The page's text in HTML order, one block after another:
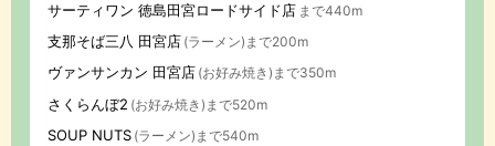
サーティワン 徳島田宮ロードサイド店 まで440m
支那そば三八 田宮店 (ラーメン)まで200m
ヴァンサンカン 田宮店 (お好み焼き)まで350m
さくらんぼ2 (お好み焼き)まで520m
SOUP NUTS (ラーメン)まで540m